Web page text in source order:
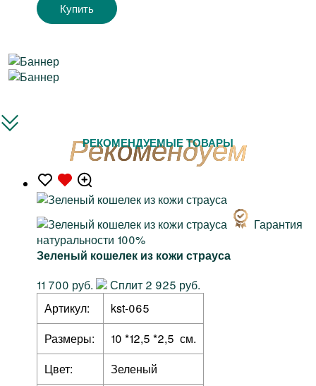
Купить
РЕКОМЕНДУЕМЫЕ ТОВАРЫ
Гарантия
натуральности 100%
Зеленый кошелек из кожи страуса
11 700 руб.
Сплит 2 925 руб.
Артикул:
kst-065
Размеры:
10 *12,5 *2,5 см.
Цвет:
Зеленый